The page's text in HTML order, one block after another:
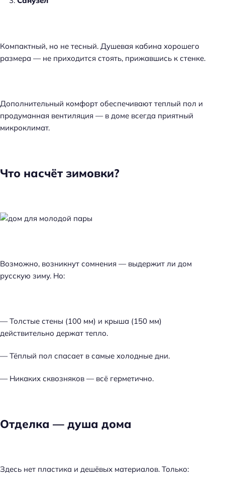
Компактный, но не тесный. Душевая кабина хорошего
размера — не приходится стоять, прижавшись к стенке.
Дополнительный комфорт обеспечивают теплый пол и
продуманная вентиляция — в доме всегда приятный
микроклимат.
Что насчёт зимовки?
Возможно, возникнут сомнения — выдержит ли дом
русскую зиму. Но:
— Толстые стены (100 мм) и крыша (150 мм)
действительно держат тепло.
— Тёплый пол спасает в самые холодные дни.
— Никаких сквозняков — всё герметично.
Отделка — душа дома
Здесь нет пластика и дешёвых материалов. Только: